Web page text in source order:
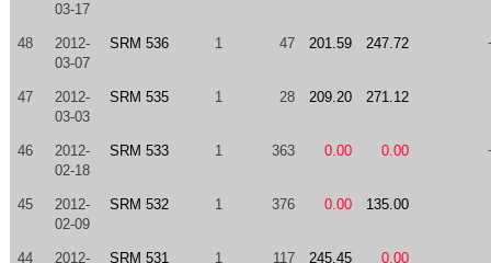
03-17
48
2012-
03-07
SRM 536 1 47 201.59 247.72
47
2012-
03-03
SRM 535 1 28 209.20 271.12
46
2012-
02-18
SRM 533 1 363 0.00 0.00
45
2012-
02-09
SRM 532 1 376 0.00 135.00
44 2012- SRM 531 1 117 245.45 0.00